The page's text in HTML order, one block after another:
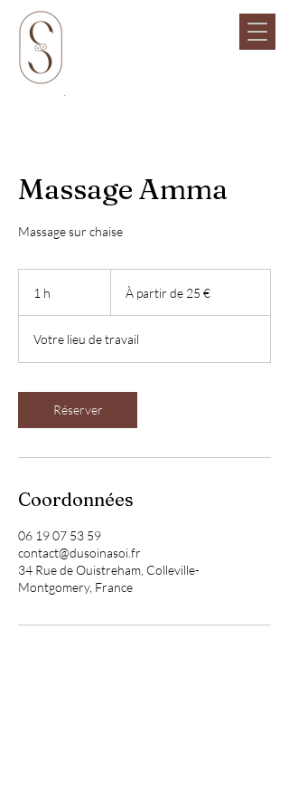
Massage Amma
Massage sur chaise
1 h
partir
euros
À partir de 25 €
Votre lieu de travail
Réserver
Coordonnées
06 19 07 53 59
contact@dusoinasoi.fr
34 Rue de Ouistreham, Colleville-
Montgomery, France